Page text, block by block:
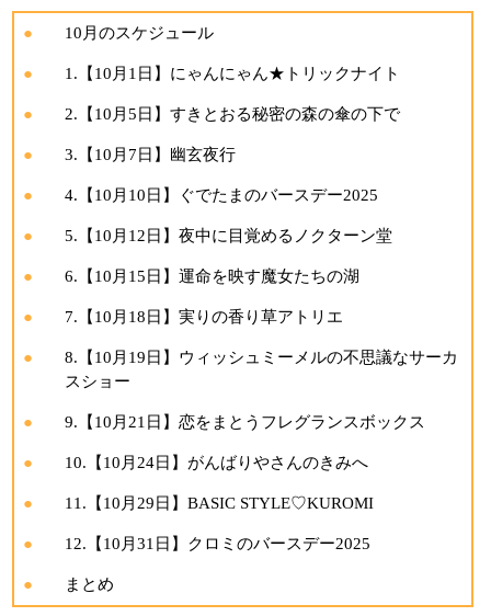
10月のスケジュール
1.【10月1日】にゃんにゃん★トリックナイト
2.【10月5日】すきとおる秘密の森の傘の下で
3.【10月7日】幽玄夜行
4.【10月10日】ぐでたまのバースデー2025
5.【10月12日】夜中に目覚めるノクターン堂
6.【10月15日】運命を映す魔女たちの湖
7.【10月18日】実りの香り草アトリエ
8.【10月19日】ウィッシュミーメルの不思議なサーカ
スショー
9.【10月21日】恋をまとうフレグランスボックス
10.【10月24日】がんばりやさんのきみへ
11.【10月29日】BASIC STYLE♡KUROMI
12.【10月31日】クロミのバースデー2025
まとめ